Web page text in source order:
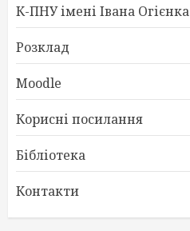
К-ПНУ імені Івана Огієнка
Розклад
Moodle
Корисні посилання
Бібліотека
Контакти